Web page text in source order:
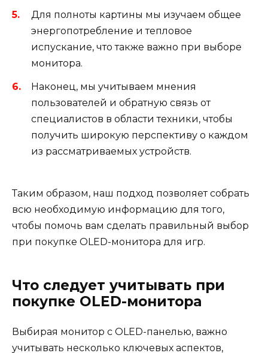
Для полноты картины мы изучаем общее
энергопотребление и тепловое
испускание, что также важно при выборе
монитора.
Наконец, мы учитываем мнения
пользователей и обратную связь от
специалистов в области техники, чтобы
получить широкую перспективу о каждом
из рассматриваемых устройств.
Таким образом, наш подход позволяет собрать
всю необходимую информацию для того,
чтобы помочь вам сделать правильный выбор
при покупке OLED-монитора для игр.
Что следует учитывать при
покупке OLED-монитора
Выбирая монитор с OLED-панелью, важно
учитывать несколько ключевых аспектов,